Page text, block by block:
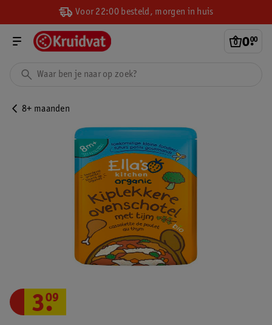
Voor 22:00 besteld, morgen in huis
0.
00
8+ maanden
3.
09